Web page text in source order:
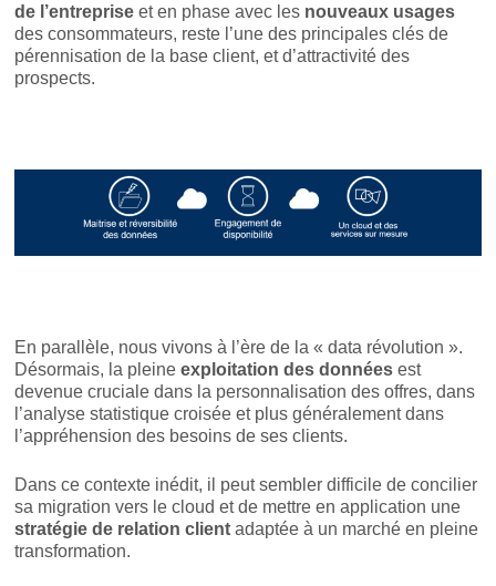
de l’entreprise et en phase avec les nouveaux usages
des consommateurs, reste l’une des principales clés de
pérennisation de la base client, et d’attractivité des
prospects.
En parallèle, nous vivons à l’ère de la « data révolution ».
Désormais, la pleineexploitation des données est
devenue cruciale dans la personnalisation des offres, dans
l’analyse statistique croisée et plus généralement dans
l’appréhension des besoins de ses clients.
Dans ce contexte inédit, il peut sembler difficile de concilier
sa migration vers le cloud et de mettre en application une
stratégie de relation client adaptée à un marché en pleine
transformation.